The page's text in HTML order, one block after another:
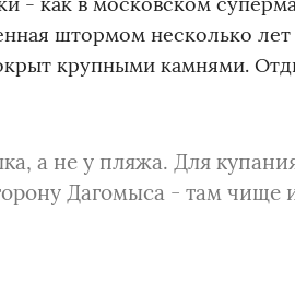
штормом несколько лет
крупными камнями.
а не у пляжа. Для
Дагомыса - там чище